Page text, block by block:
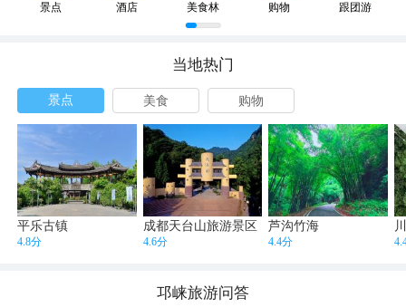
景点 酒店 美食林 购物 跟团游
当地热门
景点 美食 购物
平乐古镇
4.8分
成都天台山旅游景区
4.6分
芦沟竹海
4.4分
邛崃旅游问答